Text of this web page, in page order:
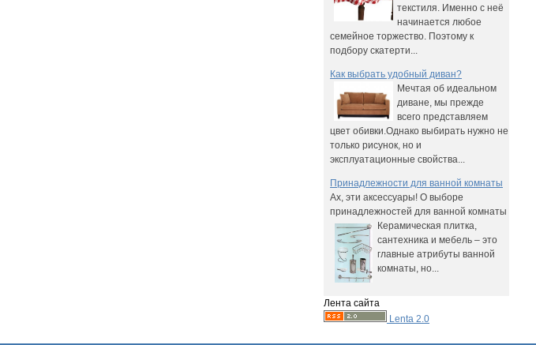
текстиля. Именно с неё
начинается любое
семейное торжество. Поэтому к
подбору скатерти...
Как выбрать удобный диван?
Мечтая об идеальном
диване, мы прежде
всего представляем
цвет обивки.Однако выбирать нужно не
только рисунок, но и
эксплуатационные свойства...
Принадлежности для ванной комнаты
Ах, эти аксессуары! О выборе
принадлежностей для ванной комнаты
Керамическая плитка,
сантехника и мебель – это
главные атрибуты ванной
комнаты, но...
Лента сайта
Lenta 2.0